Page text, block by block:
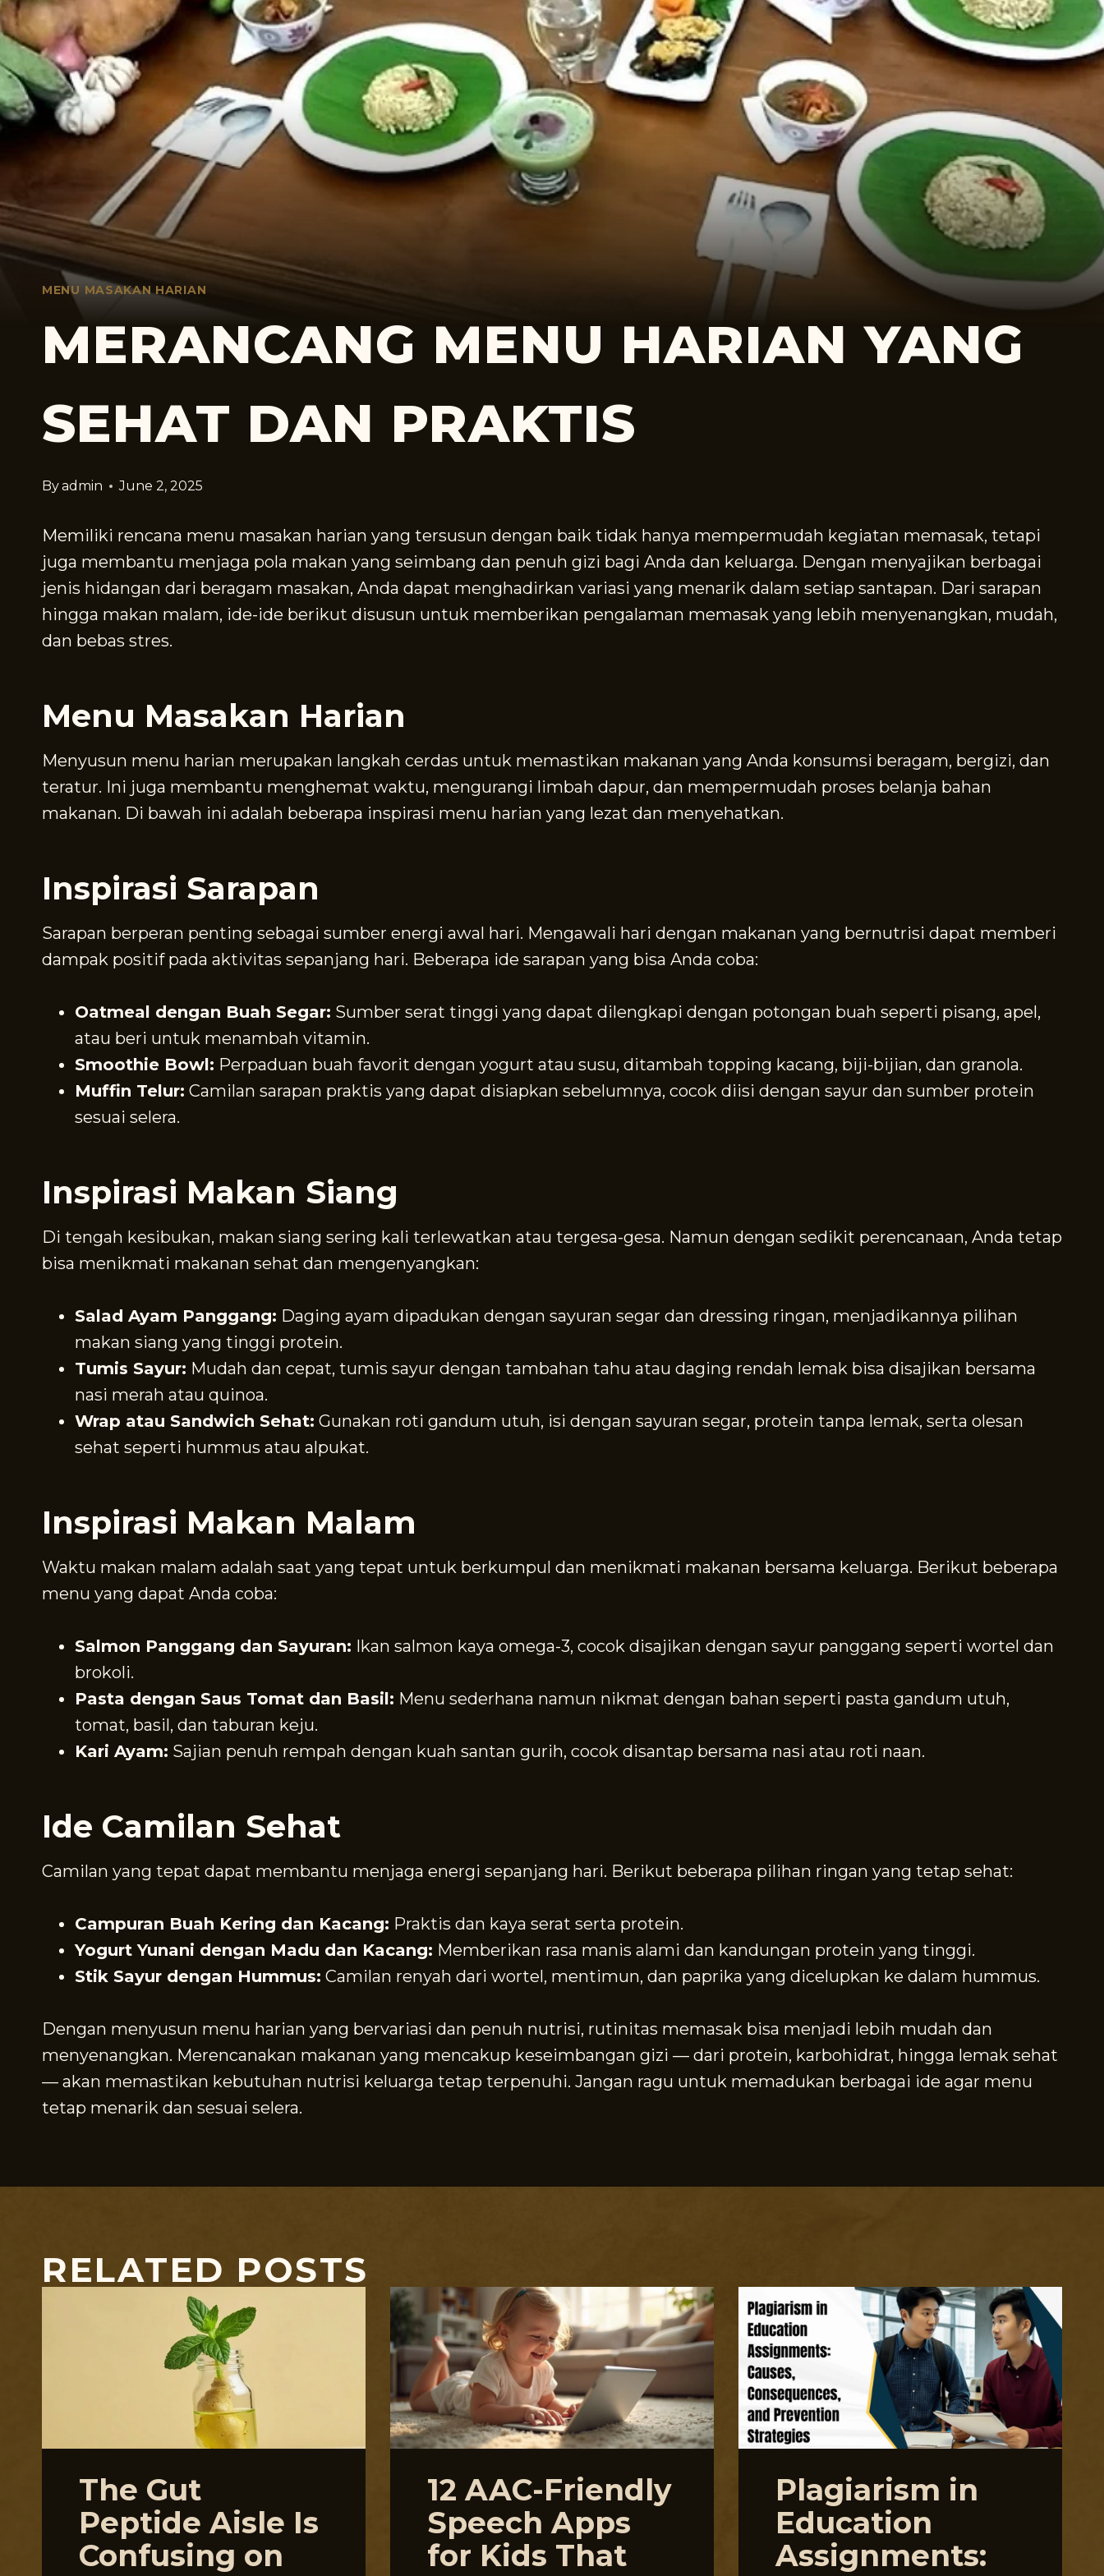
MENU MASAKAN HARIAN
MERANCANG MENU HARIAN YANG
SEHAT DAN PRAKTIS
Byadmin June 2, 2025
Memiliki rencana menu masakan harian yang tersusun dengan baik tidak hanya mempermudah kegiatan memasak, tetapi
juga membantu menjaga pola makan yang seimbang dan penuh gizi bagi Anda dan keluarga. Dengan menyajikan berbagai
jenis hidangan dari beragam masakan, Anda dapat menghadirkan variasi yang menarik dalam setiap santapan. Dari sarapan
hingga makan malam, ide-ide berikut disusun untuk memberikan pengalaman memasak yang lebih menyenangkan, mudah,
dan bebas stres.
Menu Masakan Harian
Menyusun menu harian merupakan langkah cerdas untuk memastikan makanan yang Anda konsumsi beragam, bergizi, dan
teratur. Ini juga membantu menghemat waktu, mengurangi limbah dapur, dan mempermudah proses belanja bahan
makanan. Di bawah ini adalah beberapa inspirasi menu harian yang lezat dan menyehatkan.
Inspirasi Sarapan
Sarapan berperan penting sebagai sumber energi awal hari. Mengawali hari dengan makanan yang bernutrisi dapat memberi
dampak positif pada aktivitas sepanjang hari. Beberapa ide sarapan yang bisa Anda coba:
Oatmeal dengan Buah Segar: Sumber serat tinggi yang dapat dilengkapi dengan potongan buah seperti pisang, apel,
atau beri untuk menambah vitamin.
Smoothie Bowl: Perpaduan buah favorit dengan yogurt atau susu, ditambah topping kacang, biji-bijian, dan granola.
Muffin Telur: Camilan sarapan praktis yang dapat disiapkan sebelumnya, cocok diisi dengan sayur dan sumber protein
sesuai selera.
Inspirasi Makan Siang
Di tengah kesibukan, makan siang sering kali terlewatkan atau tergesa-gesa. Namun dengan sedikit perencanaan, Anda tetap
bisa menikmati makanan sehat dan mengenyangkan:
Salad Ayam Panggang: Daging ayam dipadukan dengan sayuran segar dan dressing ringan, menjadikannya pilihan
makan siang yang tinggi protein.
Tumis Sayur: Mudah dan cepat, tumis sayur dengan tambahan tahu atau daging rendah lemak bisa disajikan bersama
nasi merah atau quinoa.
Wrap atau Sandwich Sehat: Gunakan roti gandum utuh, isi dengan sayuran segar, protein tanpa lemak, serta olesan
sehat seperti hummus atau alpukat.
Inspirasi Makan Malam
Waktu makan malam adalah saat yang tepat untuk berkumpul dan menikmati makanan bersama keluarga. Berikut beberapa
menu yang dapat Anda coba:
Salmon Panggang dan Sayuran: Ikan salmon kaya omega-3, cocok disajikan dengan sayur panggang seperti wortel dan
brokoli.
Pasta dengan Saus Tomat dan Basil: Menu sederhana namun nikmat dengan bahan seperti pasta gandum utuh,
tomat, basil, dan taburan keju.
Kari Ayam: Sajian penuh rempah dengan kuah santan gurih, cocok disantap bersama nasi atau roti naan.
Ide Camilan Sehat
Camilan yang tepat dapat membantu menjaga energi sepanjang hari. Berikut beberapa pilihan ringan yang tetap sehat:
Campuran Buah Kering dan Kacang: Praktis dan kaya serat serta protein.
Yogurt Yunani dengan Madu dan Kacang: Memberikan rasa manis alami dan kandungan protein yang tinggi.
Stik Sayur dengan Hummus: Camilan renyah dari wortel, mentimun, dan paprika yang dicelupkan ke dalam hummus.
Dengan menyusun menu harian yang bervariasi dan penuh nutrisi, rutinitas memasak bisa menjadi lebih mudah dan
menyenangkan. Merencanakan makanan yang mencakup keseimbangan gizi — dari protein, karbohidrat, hingga lemak sehat
— akan memastikan kebutuhan nutrisi keluarga tetap terpenuhi. Jangan ragu untuk memadukan berbagai ide agar menu
tetap menarik dan sesuai selera.
RELATED POSTS
The Gut
Peptide Aisle Is
Confusing on
12 AAC-Friendly
Speech Apps
for Kids That
Plagiarism in
Education
Assignments: